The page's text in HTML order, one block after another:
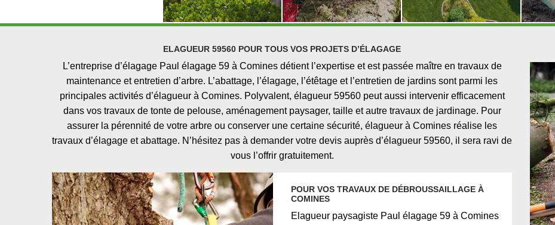
ELAGUEUR 59560 POUR TOUS VOS PROJETS D’ÉLAGAGE
L’entreprise d’élagage Paul élagage 59 à Comines détient l’expertise et est passée maître en travaux de
maintenance et entretien d’arbre. L’abattage, l’élagage, l’étêtage et l’entretien de jardins sont parmi les
principales activités d’élagueur à Comines. Polyvalent, élagueur 59560 peut aussi intervenir efficacement
dans vos travaux de tonte de pelouse, aménagement paysager, taille et autre travaux de jardinage. Pour
assurer la pérennité de votre arbre ou conserver une certaine sécurité, élagueur à Comines réalise les
travaux d’élagage et abattage. N’hésitez pas à demander votre devis auprès d’élagueur 59560, il sera ravi de
vous l’offrir gratuitement.
POUR VOS TRAVAUX DE DÉBROUSSAILLAGE À
COMINES
Elagueur paysagiste Paul élagage 59 à Comines